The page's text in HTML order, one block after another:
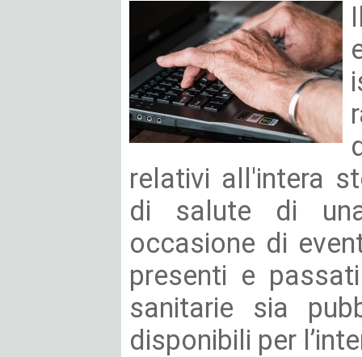
relativi all'intera
di salute di
occasione di
presenti e
sanitarie sia
disponibili per